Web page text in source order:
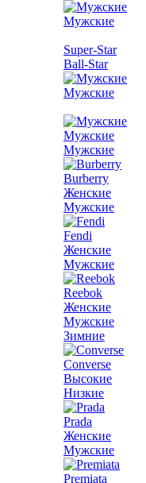
Мужские
Super-Star
Ball-Star
Мужские
Мужские
Мужские
Burberry
Женские
Мужские
Fendi
Женские
Мужские
Reebok
Женские
Мужские
Зимние
Converse
Высокие
Низкие
Prada
Женские
Мужские
Premiata